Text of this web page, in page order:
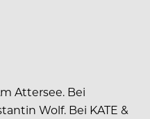
Attersee. Bei
Wolf. Bei KATE &